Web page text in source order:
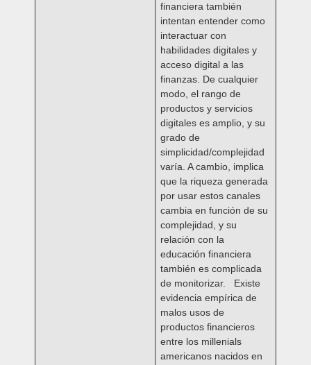
financiera también
intentan entender como
interactuar con
habilidades digitales y
acceso digital a las
finanzas. De cualquier
modo, el rango de
productos y servicios
digitales es amplio, y su
grado de
simplicidad/complejidad
varía. A cambio, implica
que la riqueza generada
por usar estos canales
cambia en función de su
complejidad, y su
relación con la
educación financiera
también es complicada
de monitorizar. Existe
evidencia empírica de
malos usos de
productos financieros
entre los millenials
americanos nacidos en